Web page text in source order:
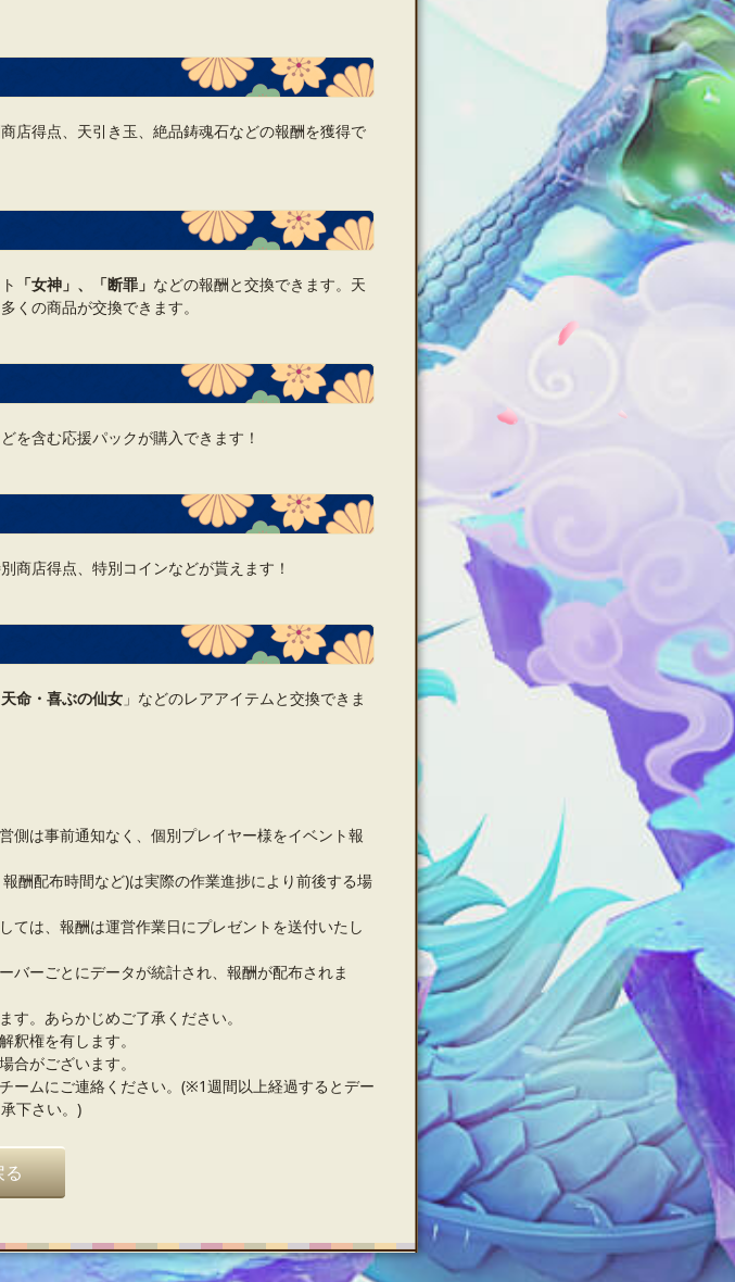
店得点、天引き玉、絶品鋳魂石などの報酬を獲得で
「女神」、「断罪」 などの報酬と交換できます。天
くの商品が交換できます。
を含む応援パックが購入できます！
商店得点、特別コインなどが貰えます！
天命・喜ぶの仙女 」などのレアアイテムと交換できま
は事前通知なく、個別プレイヤー様をイベント報
酬配布時間など)は実際の作業進捗により前後する場
は、報酬は運営作業日にプレゼントを送付いたし
ーごとにデータが統計され、報酬が配布されま
。あらかじめご了承ください。
権を有します。
がございます。
ームにご連絡ください。(※1週間以上経過するとデー
下さい。)
る